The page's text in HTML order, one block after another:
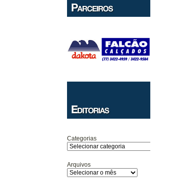
Categorias
Arquivos